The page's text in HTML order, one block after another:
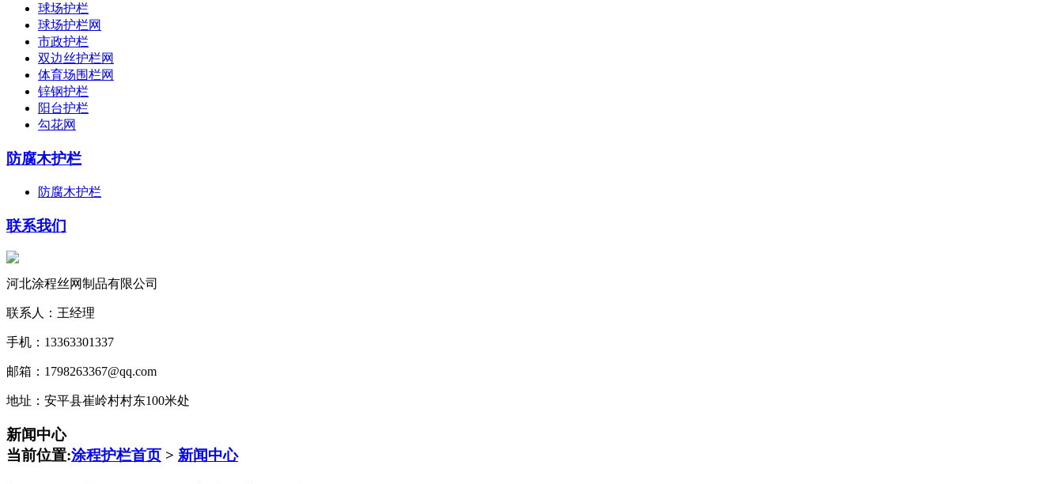
球场护栏
球场护栏网
市政护栏
双边丝护栏网
体育场围栏网
锌钢护栏
阳台护栏
勾花网
防腐木护栏
防腐木护栏
联系我们
河北涂程丝网制品有限公司
联系人：王经理
手机：13363301337
邮箱：1798263367@qq.com
地址：安平县崔岭村村东100米处
新闻中心
当前位置:涂程护栏首页 > 新闻中心